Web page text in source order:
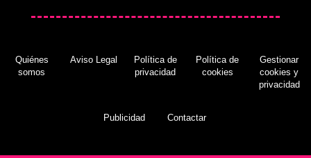
Quiénes
somos
Aviso Legal
Política de
privacidad
Política de
cookies
Gestionar
cookies y
privacidad
Publicidad Contactar